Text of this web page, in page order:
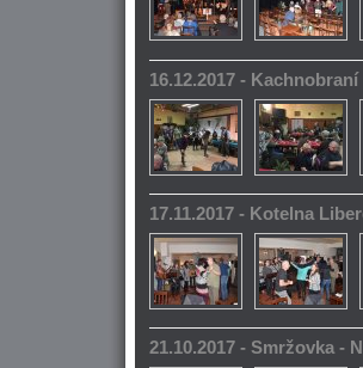
16.12.2017 -
17.11.2017 - Kotelna
21.10.2017 - Smržovka -